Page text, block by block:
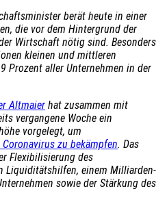
berät heute in einer
die vor dem Hintergrund der
Wirtschaft nötig sind. Besonders
kleinen und mittleren
Prozent aller Unternehmen in der
Altmaier hat zusammen mit
vergangene Woche ein
vorgelegt, um
zu bekämpfen. Das
Flexibilisierung des
Liquiditätshilfen, einem Milliarden-
sowie der Stärkung des